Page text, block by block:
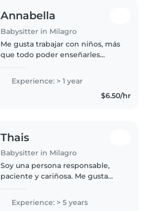
Annabella
Babysitter in Milagro
Me gusta trabajar con niños, más
que todo poder enseñarles
están solos, me gustan los
animalitos. Tengo más de 1..
Experience: > 1 year
$6.50/hr
Thais
Babysitter in Milagro
Soy una persona responsable,
paciente y cariñosa. Me gusta
jugar con ellos, ayudarlos en sus
actividades y crear un ambiente
Experience: > 5 years